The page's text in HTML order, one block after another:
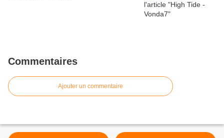
Commentaires
Ajouter un commentaire